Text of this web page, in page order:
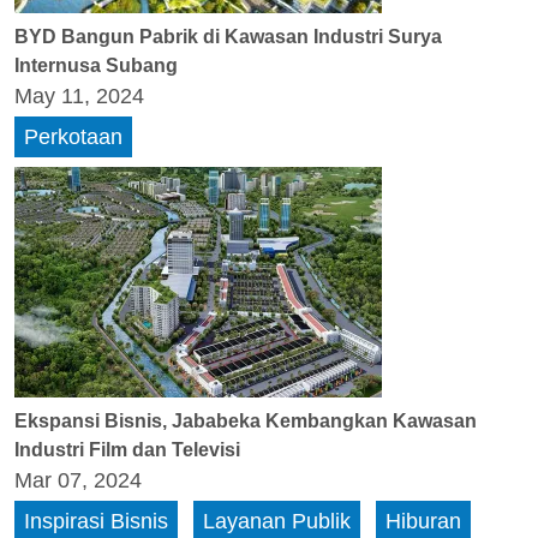
BYD Bangun Pabrik di Kawasan Industri Surya
Internusa Subang
May 11, 2024
Perkotaan
Ekspansi Bisnis, Jababeka Kembangkan Kawasan
Industri Film dan Televisi
Mar 07, 2024
Inspirasi Bisnis
Layanan Publik Hiburan